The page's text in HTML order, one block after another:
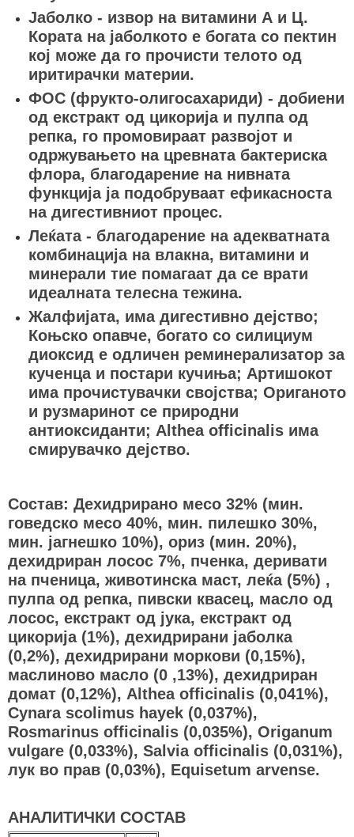
Јаболко - извор на витамини А и Ц.
Кората на јаболкото е богата со пектин
кој може да го прочисти телото од
иритирачки материи.
ФОС (фрукто-олигосахариди) - добиени
од екстракт од цикорија и пулпа од
репка, го промовираат развојот и
одржувањето на цревната бактериска
флора, благодарение на нивната
функција ја подобруваат ефикасноста
на дигестивниот процес.
Леќата - благодарение на адекватната
комбинација на влакна, витамини и
минерали тие помагаат да се врати
идеалната телесна тежина.
Жалфијата, има дигестивно дејство;
Коњско опавче, богато со силициум
диоксид е одличен реминерализатор за
кученца и постари кучиња; Артишокот
има прочистувачки својства; Ориганото
и рузмаринот се природни
антиоксиданти; Althea officinalis има
смирувачко дејство.
Состав: Дехидрирано месо 32% (мин.
говедско месо 40%, мин. пилешко 30%,
мин. јагнешко 10%), ориз (мин. 20%),
дехидриран лосос 7%, пченка, деривати
на пченица, животинска маст, леќа (5%) ,
пулпа од репка, пивски квасец, масло од
лосос, екстракт од јука, екстракт од
цикорија (1%), дехидрирани јаболка
(0,2%), дехидрирани моркови (0,15%),
маслиново масло (0 ,13%), дехидриран
домат (0,12%), Althea officinalis (0,041%),
Cynara scolimus hayek (0,037%),
Rosmarinus officinalis (0,035%), Origanum
vulgare (0,033%), Salvia officinalis (0,031%),
лук во прав (0,03%), Equisetum arvense.
АНАЛИТИЧКИ СОСТАВ